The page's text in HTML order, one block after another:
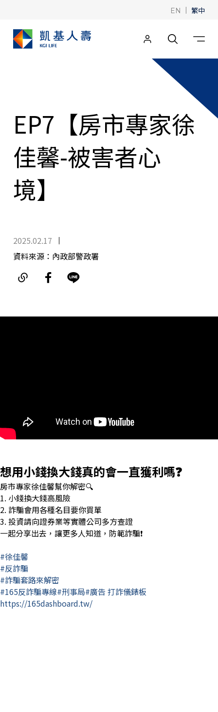
EN | 繁中
EP7【房市專家徐
佳馨-被害者心
境】
2025.02.17
資料來源：內政部警政署
想用小錢換大錢⁉️真的會一直獲利嗎❓
房市專家徐佳馨幫你解密🔍
1. 小錢換大錢高風險
2. 詐騙會用各種名目要你買單
3. 投資請向證券業等實體公司多方查證
一起分享出去，讓更多人知道，防範詐騙❗
#徐佳馨
#反詐騙
#詐騙套路來解密
#165反詐騙專線#刑事局#廣告 打詐儀錶板
https://165dashboard.tw/